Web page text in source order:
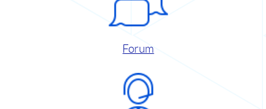
Forum